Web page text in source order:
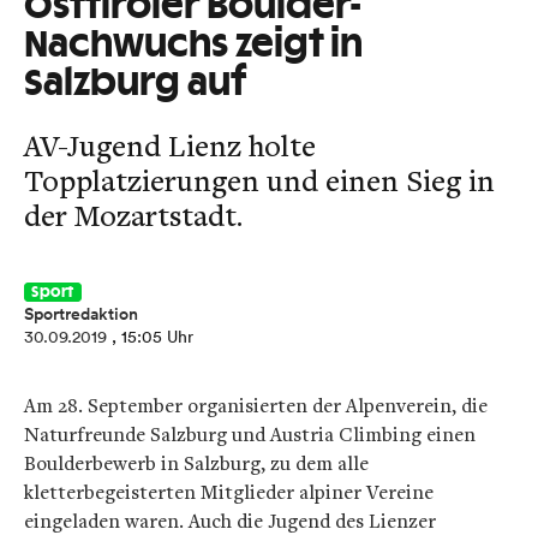
Osttiroler Boulder-
Nachwuchs zeigt in
Salzburg auf
AV-Jugend Lienz holte
Topplatzierungen und einen Sieg in
der Mozartstadt.
Sport
Sportredaktion
30.09.2019 , 15:05 Uhr
Am 28. September organisierten der Alpenverein, die
Naturfreunde Salzburg und Austria Climbing einen
Boulderbewerb in Salzburg, zu dem alle
kletterbegeisterten Mitglieder alpiner Vereine
eingeladen waren. Auch die Jugend des Lienzer